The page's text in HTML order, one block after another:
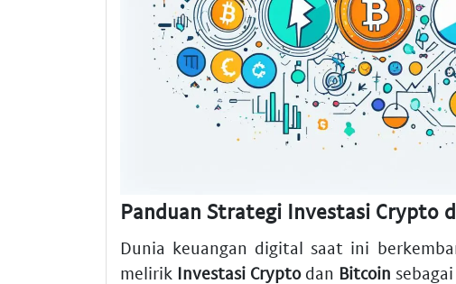
Panduan Strategi Investasi Crypto
Dunia keuangan digital saat ini
melirik Investasi Cryptodan Bitcoin